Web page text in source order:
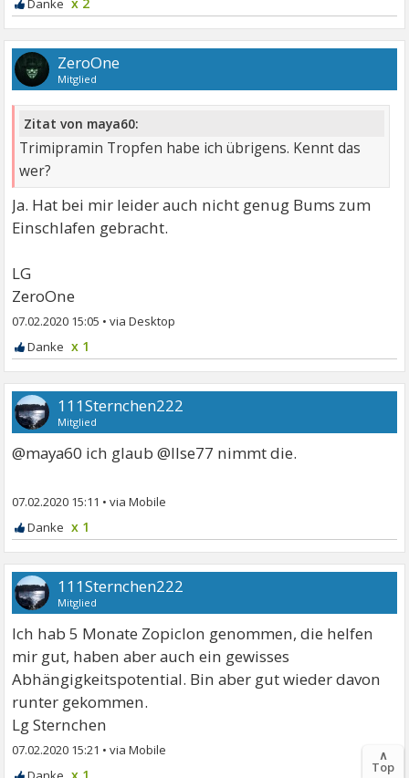
ZeroOne
Mitglied
Zitat von maya60:
Trimipramin Tropfen habe ich übrigens. Kennt das
wer?
Ja. Hat bei mir leider auch nicht genug Bums zum
Einschlafen gebracht.
LG
ZeroOne
07.02.2020 15:05 •
x 1
111Sternchen222
Mitglied
@maya60 ich glaub @Ilse77 nimmt die.
07.02.2020 15:11 •
x 1
111Sternchen222
Mitglied
Ich hab 5 Monate Zopiclon genommen, die helfen
mir gut, haben aber auch ein gewisses
Abhängigkeitspotential. Bin aber gut wieder davon
runter gekommen.
Lg Sternchen
07.02.2020 15:21 • ∧
Top